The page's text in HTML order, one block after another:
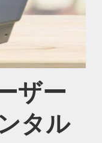
ザー
タル